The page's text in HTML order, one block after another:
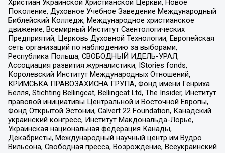
Христиан Украинской Христианской Церкви, Новое
Поколение, Духовное Учебное Заведение Международный
Библейский Колледж, Международное христианское
движение, Всемирный Институт Саентологических
Предприятий, Церковь Духовной Технологии, Европейская
сеть организаций по наблюдению за выборами,
Республика Польша, СВОБОДНЫЙ ИДЕЛЬ-УРАЛ,
Ассоциация развития журналистики, IStories fonds,
Королевский Институт Международных Отношений,
КРИМСЬКА ПРАВОЗАХИСНА ГРУПА, Фонд имени Генриха
Бёлля, Stichting Bellingcat, Bellingcat Ltd, The Insider, Институт
правовой инициативы Центральной и Восточной Европы,
Фонд Открытой Эстонии, Calvert 22 Foundation, Канадский
украинский конгресс, Институт Макдональда-Лорье,
Украинская национальная федерация Канады,
Декабристы, Международный научный центр им Вудро
Вильсона, Свободная пресса, Возрождение, Всеукраинский